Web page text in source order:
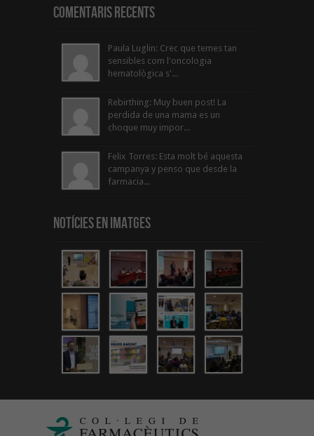
Comentaris Recents
Paula Luglin: Crec que temes tan
sensibles com l'oncologia
hematològica s'...
Rebirthing: Muy buen post! La
perdida de una mama es un
choque muy impor...
Felix Torres: Esta molt bé aquesta
campanya y penso que desde la
farmacia...
Notícies en Imatges